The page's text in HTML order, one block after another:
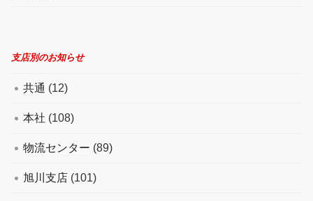
支店別のお知らせ
共通 (12)
本社 (108)
物流センター (89)
旭川支店 (101)